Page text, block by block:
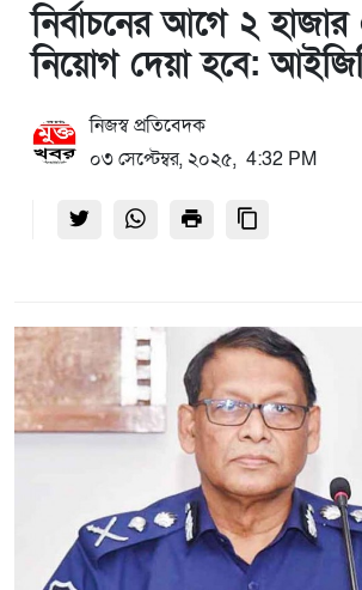
নির্বাচনের আগে ২
নিয়োগ দেয়া হবে:
নিজস্ব প্রতিবেদক
০৩ সেপ্টেম্বর, ২০২৫, 4:32 PM